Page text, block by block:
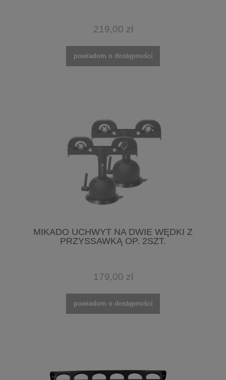
219,00 zł
powiadom o dostępności
MIKADO UCHWYT NA DWIE WĘDKI Z
PRZYSSAWKĄ OP. 2SZT.
179,00 zł
powiadom o dostępności